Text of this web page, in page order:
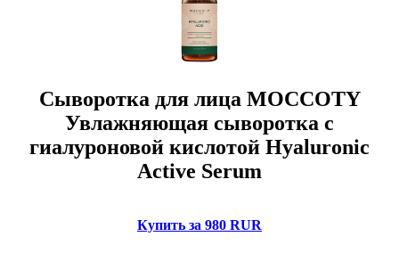
Сыворотка для лица MOCCOTY
Увлажняющая сыворотка с
гиалуроновой кислотой Hyaluronic
Active Serum
Купить за 980 RUR